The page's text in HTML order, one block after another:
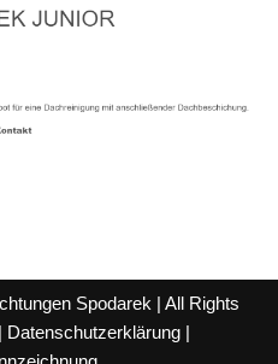
Spodarek | All Rights
Datenschutzerklärung